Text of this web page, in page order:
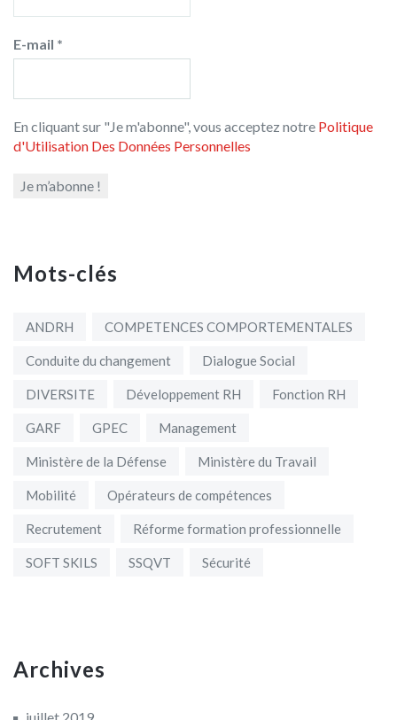
E-mail *
En cliquant sur "Je m'abonne", vous acceptez notre Politique
d'Utilisation Des Données Personnelles
Mots-clés
ANDRH COMPETENCES COMPORTEMENTALES
Conduite du changement Dialogue Social
DIVERSITE Développement RH Fonction RH
GARF GPEC Management
Ministère de la Défense Ministère du Travail
Mobilité Opérateurs de compétences
Recrutement Réforme formation professionnelle
SOFT SKILS SSQVT Sécurité
Archives